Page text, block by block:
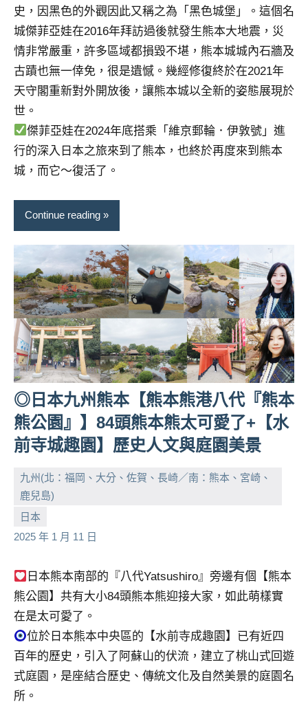
史，因黑色的外觀因此又稱之為「黑色城堡」。這個名
城傑菲亞娃在2016年拜訪過後就發生熊本大地震，災
情非常嚴重，許多區域都損毀不堪，熊本城城內石牆及
古蹟也無一倖免，很是遺憾。幾經修復終於在2021年
天守閣重新對外開放後，讓熊本城以全新的姿態展現於
世。
傑菲亞娃在2024年底搭乘「維京郵輪．伊敦號」進
行的深入日本之旅來到了熊本，也終於再度來到熊本
城，而它～復活了。
Continue reading
◎日本九州熊本【熊本熊港八代『熊本
熊公園』】84頭熊本熊太可愛了+【水
前寺城趣園】歷史人文與庭園美景
九州(北：福岡、大分、佐賀、長崎／南：熊本、宮崎、
鹿兒島)
日本
2025 年 1 月 11 日
小
芳
No
comments
日本熊本南部的『八代Yatsushiro』旁邊有個【熊本
熊公園】共有大小84頭熊本熊迎接大家，如此萌樣實
在是太可愛了。
位於日本熊本中央區的【水前寺成趣園】已有近四
百年的歷史，引入了阿蘇山的伏流，建立了桃山式回遊
式庭園，是座結合歷史、傳統文化及自然美景的庭園名
所。